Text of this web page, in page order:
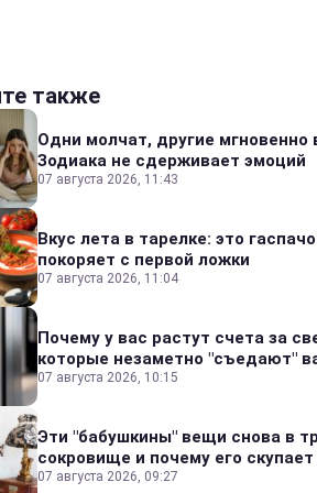
также
Одни молчат, другие мгновенно
Зодиака не сдерживает эмоций
07 августа 2026, 11:43
Вкус лета в тарелке: это
покоряет с первой ложки
07 августа 2026, 11:04
Почему у вас растут счета за
которые незаметно "съедают"
07 августа 2026, 10:15
Эти "бабушкины" вещи снова в
сокровище и почему его
07 августа 2026, 09:27